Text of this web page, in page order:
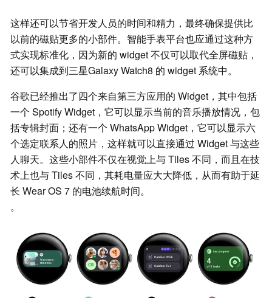
这样还可以节省开发人员的时间和精力，最终确保提供比
以前的磁贴更多的小部件。智能手表平台也应通过这种方
式实现标准化，因为新的 widget 不仅可以取代全屏磁贴，
还可以集成到三星Galaxy Watch8 的 widget 系统中。
谷歌已经推出了四个来自第三方应用的 Widget，其中包括
一个 Spotify Widget，它可以显示当前的音乐播放情况，包
括专辑封面；还有一个 WhatsApp Widget，它可以显示六
个选定联系人的照片，这样就可以直接通过 Widget 与这些
人聊天。这些小部件不仅在视觉上与 Tiles 不同，而且在技
术上也与 Tiles 不同，其耗电量应大大降低，从而有助于延
长 Wear OS 7 的电池续航时间。
。